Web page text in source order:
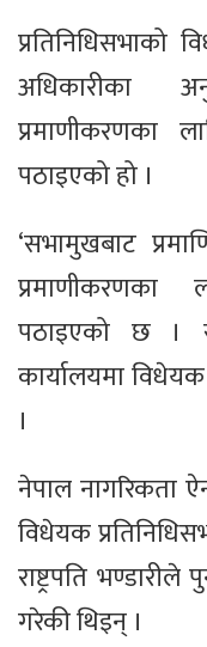
प्रतिनिधिसभाको
अधिकारीका
प्रमाणीकरणका
पठाइएको हो ।
‘सभामुखबाट
प्रमाणीकरणका
पठाइएको छ ।
कार्यालयमा
।
नेपाल नागरिकता
विधेयक
राष्ट्रपति भण्डारीले
गरेकी थिइन् ।